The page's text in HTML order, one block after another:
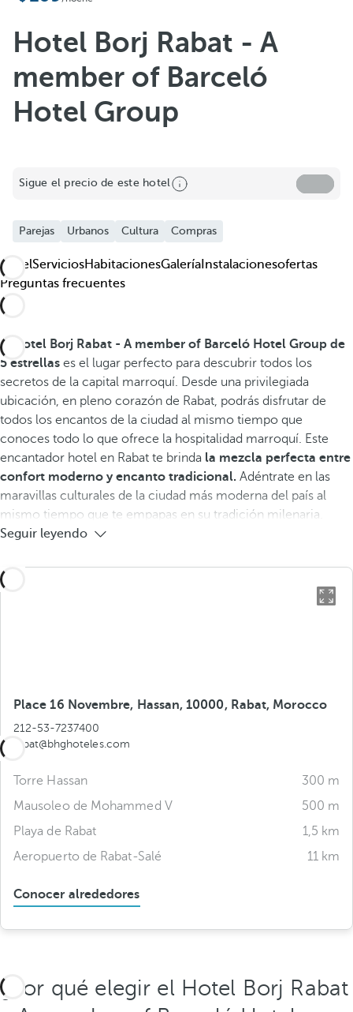
Hotel Borj Rabat - A
member of Barceló
Hotel Group
Sigue el precio de este hotel
Parejas Urbanos Cultura Compras
HotelServiciosHabitacionesGalería Instalacionesofertas
Preguntas frecuentes
El
Hotel Borj Rabat - A member of Barceló Hotel Group de
5 estrellas es el lugar perfecto para descubrir todos los
secretos de la capital marroquí. Desde una privilegiada
ubicación, en pleno corazón de Rabat, podrás disfrutar de
todos los encantos de la ciudad al mismo tiempo que
conoces todo lo que ofrece la hospitalidad marroquí. Este
encantador hotel en Rabat te brinda la mezcla perfecta entre
confort moderno y encanto tradicional. Adéntrate en las
maravillas culturales de la ciudad más moderna del país al
mismo tiempo que te empapas en su tradición milenaria.
Seguir leyendo
Place 16 Novembre, Hassan, 10000, Rabat, Morocco
212-53-7237400
rabat@bhghoteles.com
Torre Hassan
300 m
Mausoleo de Mohammed V
500 m
Playa de Rabat
1,5 km
Aeropuerto de Rabat-Salé
11 km
Conocer alrededores
¿Por qué elegir el Hotel Borj Rabat